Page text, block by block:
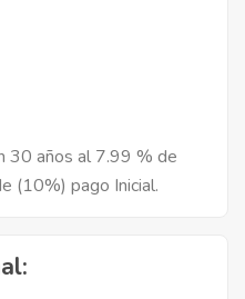
30 años al 7.99 % de
(10%) pago Inicial.